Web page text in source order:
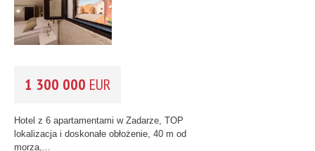
1 300 000 EUR
Hotel z 6 apartamentami w Zadarze, TOP
lokalizacja i doskonałe obłożenie, 40 m od
morza,...